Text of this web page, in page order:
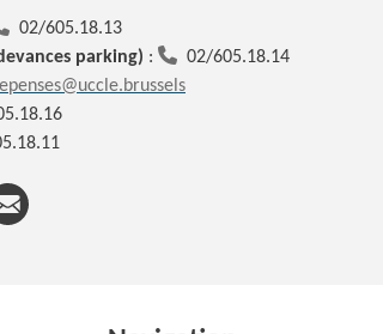
02/605.18.13
parking) :
02/605.18.14